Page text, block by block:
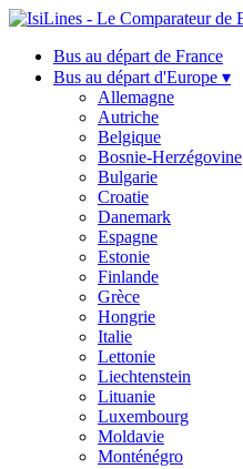
Bus au départ de France
Bus au départ d'Europe ▾
Allemagne
Autriche
Belgique
Bosnie-Herzégovine
Bulgarie
Croatie
Danemark
Espagne
Estonie
Finlande
Grèce
Hongrie
Italie
Lettonie
Liechtenstein
Lituanie
Luxembourg
Moldavie
Monténégro